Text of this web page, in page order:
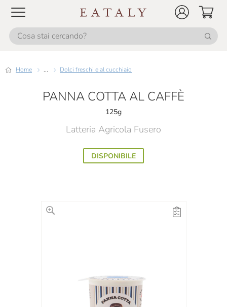
Home ... Dolci freschi e al cucchiaio
PANNA COTTA AL CAFFÈ
125g
Latteria Agricola Fusero
DISPONIBILE